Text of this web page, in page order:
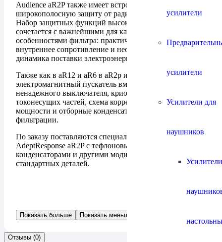
усилители
усилители
Усилители для
наушников
Audience aR2P также имеет встроенную
широкополосную защиту от радиочастотных помех.
Набор защитных функций высокоэффективен и
сочетается с важнейшими для качеством звука
особенностями фильтра: практически нулевое
внутреннее сопротивление и неограниченная
динамика поставки электроэнергии.
Также как в aR12 и aR6 в aR2p используются
электромагнитный пускатель вместо обычного
ненадежного выключателя, криогенная обработка
токонесущих частей, схема коррекции коэффициента
мощности и отборные конденсаторы Auricap в схеме
фильтрации.
По заказу поставляются специальные версии
AdeptResponse aR2P с тефлоновыми пленочными
конденсаторами и другими модификациями
стандартных деталей.
Показать больше Показать меньше
Отзывы (0)